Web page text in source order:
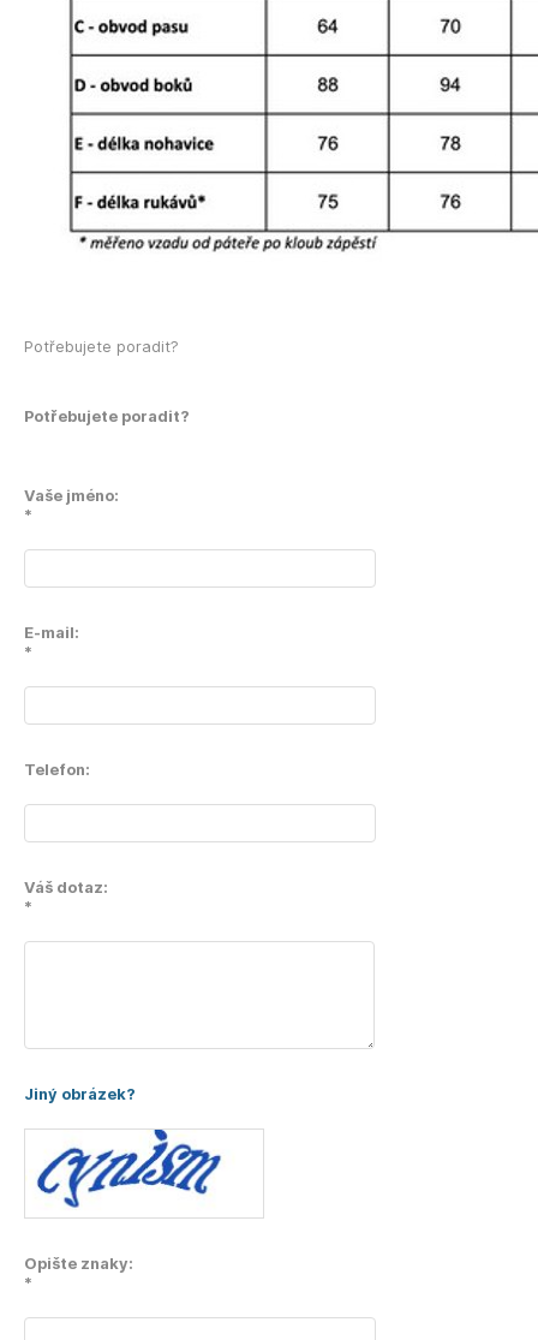
Potřebujete poradit?
Potřebujete poradit?
Vaše jméno:
*
E-mail:
*
Telefon:
Váš dotaz:
*
Jiný obrázek?
Opište znaky:
*